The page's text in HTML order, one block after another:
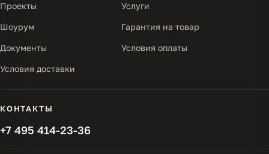
Проекты Услуги
Шоурум Гарантия на товар
Документы Условия оплаты
Условия доставки
КОНТАКТЫ
+7 495 414-23-36